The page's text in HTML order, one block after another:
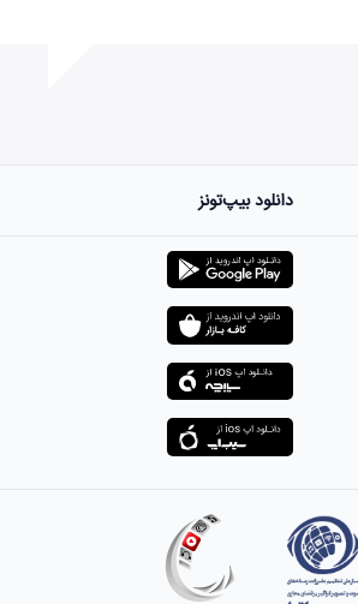
دانلود بیپ‌تونز